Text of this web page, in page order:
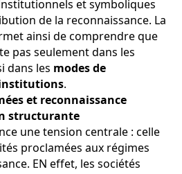
et symboliques
de la reconnaissance. La
ainsi de comprendre que
pas seulement dans les
dans les modes de
.
et reconnaissance
structurante
une tension centrale : celle
proclamées aux régimes
EN effet, les sociétés